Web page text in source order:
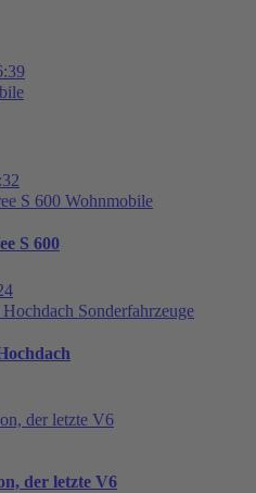
Wohnmobile
S 600
Sonderfahrzeuge
der letzte V6